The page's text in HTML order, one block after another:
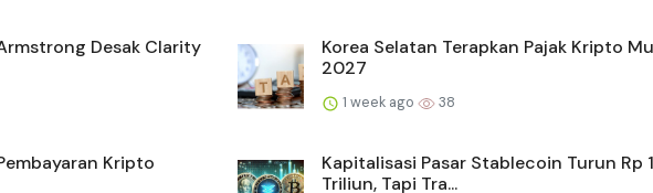
Desak Clarity
Korea Selatan Terapkan Pajak Kripto
2027
1 week ago 38
Kripto
Kapitalisasi Pasar Stablecoin Turun Rp
Triliun, Tapi Tra...